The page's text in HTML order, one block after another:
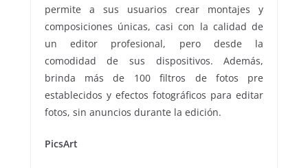
permite a sus usuarios crear montajes y
composiciones únicas, casi con la calidad de
un editor profesional, pero desde la
comodidad de sus dispositivos. Además,
brinda más de 100 filtros de fotos pre
establecidos y efectos fotográficos para editar
fotos, sin anuncios durante la edición.
PicsArt